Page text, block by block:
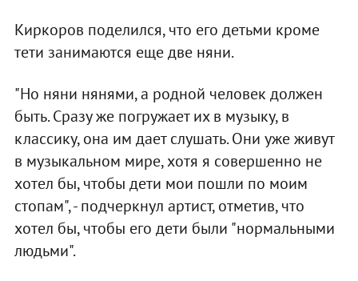
Киркоров поделился, что его детьми кроме
тети занимаются еще две няни.
"Но няни нянями, а родной человек должен
быть. Сразу же погружает их в музыку, в
классику, она им дает слушать. Они уже живут
в музыкальном мире, хотя я совершенно не
хотел бы, чтобы дети мои пошли по моим
стопам", - подчеркнул артист, отметив, что
хотел бы, чтобы его дети были "нормальными
людьми".